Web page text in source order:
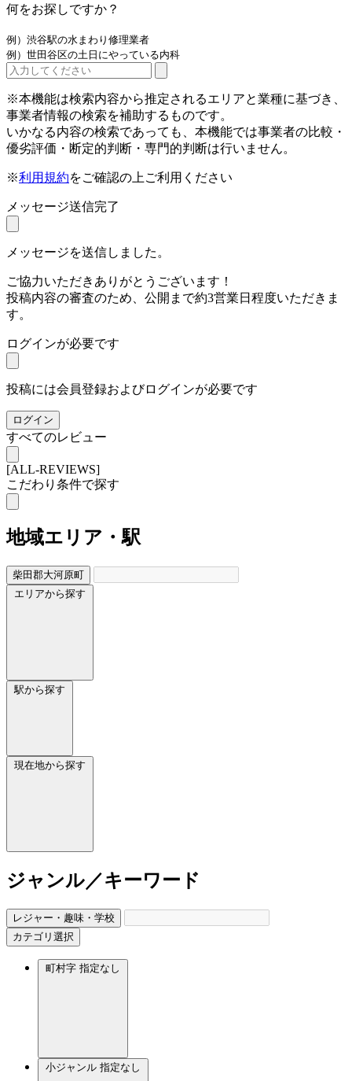
何をお探しですか？
例）渋谷駅の水まわり修理業者
例）世田谷区の土日にやっている内科
※本機能は検索内容から推定されるエリアと業種に基づき、
事業者情報の検索を補助するものです。
いかなる内容の検索であっても、本機能では事業者の比較・
優劣評価・断定的判断・専門的判断は行いません。
※利用規約をご確認の上ご利用ください
メッセージ送信完了
メッセージを送信しました。
ご協力いただきありがとうございます！
投稿内容の審査のため、公開まで約3営業日程度いただきま
す。
ログインが必要です
投稿には会員登録およびログインが必要です
ログイン
すべてのレビュー
[ALL-REVIEWS]
こだわり条件で探す
地域エリア・駅
柴田郡大河原町
エリアから探す
駅から探す
現在地から探す
ジャンル／キーワード
レジャー・趣味・学校
カテゴリ選択
町村字 指定なし
小ジャンル 指定なし